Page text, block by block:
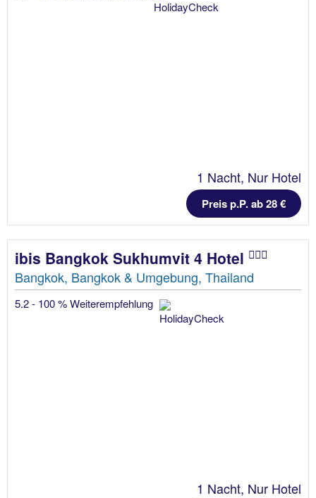
1 Nacht, Nur Hotel
Preis p.P. ab 28 €
ibis Bangkok Sukhumvit 4 Hotel
Bangkok, Bangkok & Umgebung, Thailand
5.2 - 100 % Weiterempfehlung
1 Nacht, Nur Hotel